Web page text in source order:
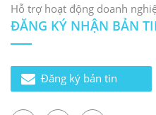
Hỗ trợ hoạt động doanh
ĐĂNG KÝ NHẬN BẢN
Đăng ký bản tin